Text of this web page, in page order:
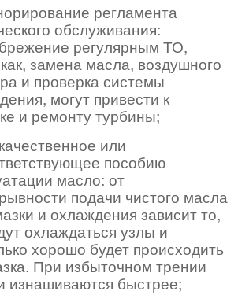
регламента
обслуживания:
регулярным ТО,
замена масла, воздушного
и проверка системы
могут привести к
и ремонту турбины;
или
пособию
масло: от
подачи чистого масла
и охлаждения зависит то,
охлаждаться узлы и
хорошо будет происходить
При избыточном трении
изнашиваются быстрее;